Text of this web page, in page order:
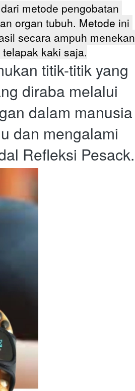
metode pengobatan
organ tubuh. Metode ini
secara ampuh menekan
kaki saja.
titik-titik yang
diraba melalui
dalam manusia
dan mengalami
Refleksi Pesack.